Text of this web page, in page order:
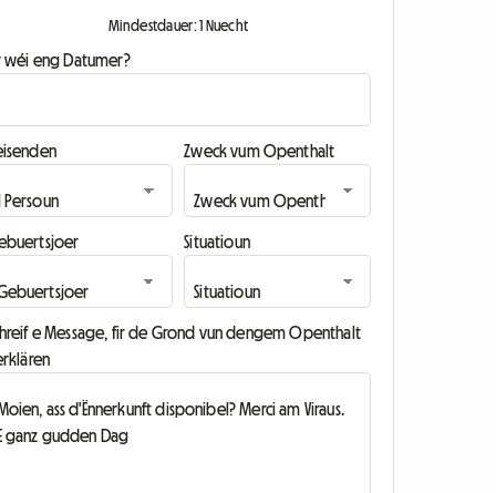
Mindestdauer: 1 Nuecht
wéi eng Datumer?
Zweck vum Openthalt
Situatioun
e Message, fir de Grond vun dengem Openthalt